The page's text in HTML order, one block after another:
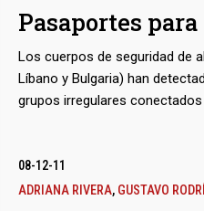
Pasaportes
Los cuerpos de seguridad de
Líbano y Bulgaria) han
grupos irregulares
expedidos en Caracas para
se produce en el marco de la
08-12-11
ADRIANA RIVERA, GUSTAVO